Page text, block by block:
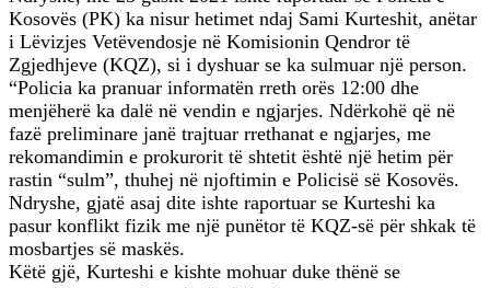
Kosovës (PK) ka nisur hetimet ndaj Sami Kurteshit, anëtar
i Lëvizjes Vetëvendosje në Komisionin Qendror të
Zgjedhjeve (KQZ), si i dyshuar se ka sulmuar një person.
“Policia ka pranuar informatën rreth orës 12:00 dhe
menjëherë ka dalë në vendin e ngjarjes. Ndërkohë që në
fazë preliminare janë trajtuar rrethanat e ngjarjes, me
rekomandimin e prokurorit të shtetit është një hetim për
rastin “sulm”, thuhej në njoftimin e Policisë së Kosovës.
Ndryshe, gjatë asaj dite ishte raportuar se Kurteshi ka
pasur konflikt fizik me një punëtor të KQZ-së për shkak të
mosbartjes së maskës.
Këtë gjë, Kurteshi e kishte mohuar duke thënë se